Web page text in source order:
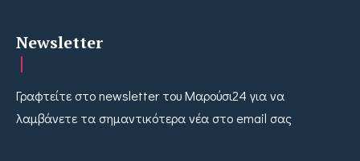
Newsletter
Γραφτείτε στο newsletter του Μαρούσι24 για να
λαμβάνετε τα σημαντικότερα νέα στο email σας